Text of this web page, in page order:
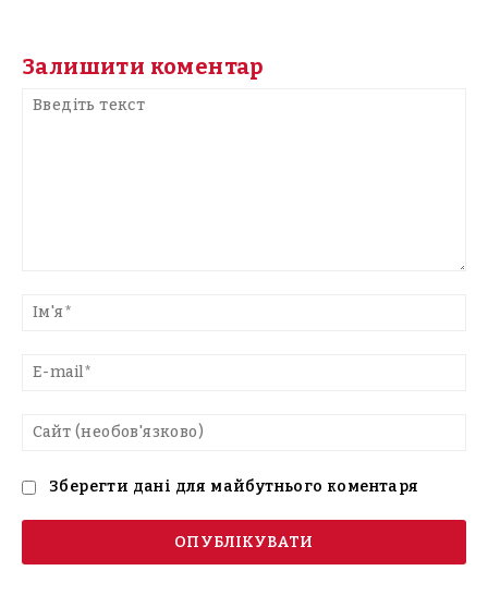
Залишити коментар
текст
Зберегти дані для майбутнього коментаря